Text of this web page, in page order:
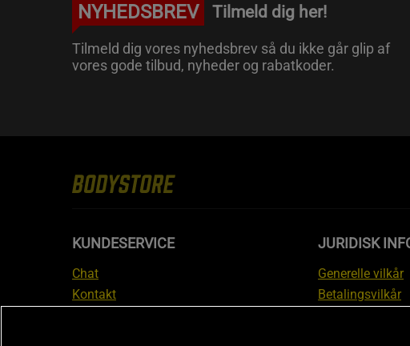
NYHEDSBREV Tilmeld dig her!
Tilmeld dig vores nyhedsbrev så du ikke går glip af
vores gode tilbud, nyheder og rabatkoder.
KUNDESERVICE
Chat
Kontakt
JURIDISK
Generelle vilkår
Betalingsvilkår